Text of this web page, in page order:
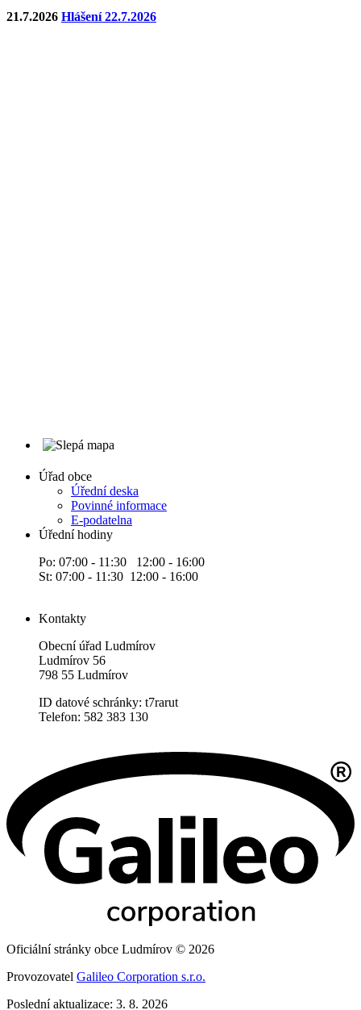
21.7.2026 Hlášení 22.7.2026
Úřad obce
Úřední deska
Povinné informace
E-podatelna
Úřední hodiny
Po: 07:00 - 11:30 12:00 - 16:00
St: 07:00 - 11:30 12:00 - 16:00
Kontakty
Obecní úřad Ludmírov
Ludmírov 56
798 55 Ludmírov
ID datové schránky: t7rarut
Telefon: 582 383 130
Oficiální stránky obce Ludmírov © 2026
Provozovatel Galileo Corporation s.r.o.
Poslední aktualizace: 3. 8. 2026